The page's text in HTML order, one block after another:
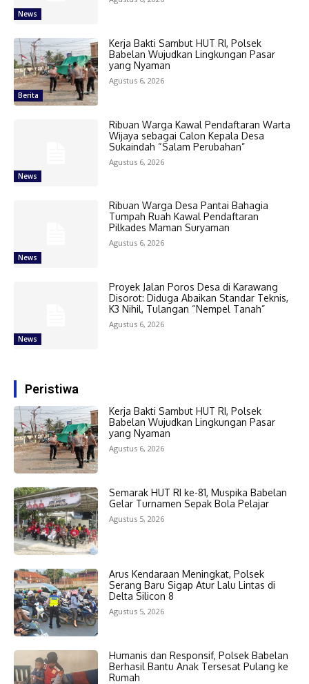
News
Berita
Kerja Bakti Sambut HUT RI, Polsek
Babelan Wujudkan Lingkungan Pasar
yang Nyaman
Agustus 6, 2026
News
Ribuan Warga Kawal Pendaftaran Warta
Wijaya sebagai Calon Kepala Desa
Sukaindah “Salam Perubahan”
Agustus 6, 2026
News
Ribuan Warga Desa Pantai Bahagia
Tumpah Ruah Kawal Pendaftaran
Pilkades Maman Suryaman
Agustus 6, 2026
News
Proyek Jalan Poros Desa di Karawang
Disorot: Diduga Abaikan Standar Teknis,
K3 Nihil, Tulangan “Nempel Tanah”
Agustus 6, 2026
Peristiwa
Kerja Bakti Sambut HUT RI, Polsek
Babelan Wujudkan Lingkungan Pasar
yang Nyaman
Agustus 6, 2026
Semarak HUT RI ke-81, Muspika Babelan
Gelar Turnamen Sepak Bola Pelajar
Agustus 5, 2026
Arus Kendaraan Meningkat, Polsek
Serang Baru Sigap Atur Lalu Lintas di
Delta Silicon 8
Agustus 5, 2026
Humanis dan Responsif, Polsek Babelan
Berhasil Bantu Anak Tersesat Pulang ke
Rumah